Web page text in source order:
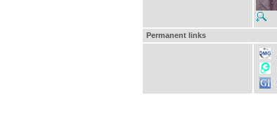
Permanent links